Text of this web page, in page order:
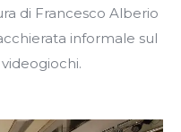
di Francesco Alberio
informale sul